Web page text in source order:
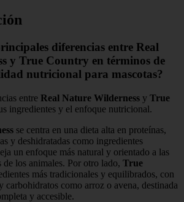
diferencias entre Real
y True Country en términos de
nutricional para mascotas?
entre Real Nature Wilderness y True
ingredientes y el enfoque nutricional.
se centra en una dieta alta en proteínas,
y deshidratadas como ingredientes
un enfoque más natural y orientado a las
de los animales. Por otro lado, True
más tradicionales y equilibrados, con
carbohidratos como arroz o avena, destinada
y accesible.